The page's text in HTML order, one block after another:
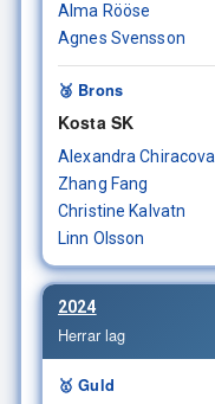
Alma Rööse
Agnes Svensson
🥉 Brons
Kosta SK
Alexandra Chiracova
Zhang Fang
Christine Kalvatn
Linn Olsson
2024
Herrar lag
🥇 Guld